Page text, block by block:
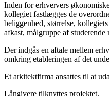
Inden for erhververs
kollegiet fastlægges de
beliggenhed, størrelse,
afkast, målgruppe af studerende
Der indgås en aftale mellem
omkring etableringen af det
Et arkitektfirma ansattes til at
Långivere tilknyttes projektet.